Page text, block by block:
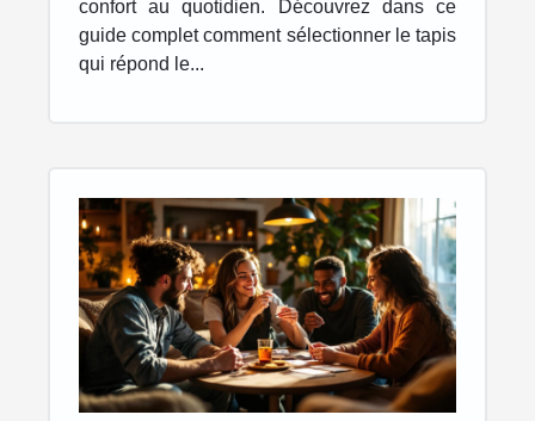
confort au quotidien. Découvrez dans ce
guide complet comment sélectionner le tapis
qui répond le...